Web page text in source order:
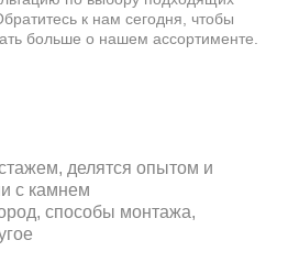
к нам сегодня, чтобы
больше о нашем ассортименте.
делятся опытом и
с камнем
способы монтажа,